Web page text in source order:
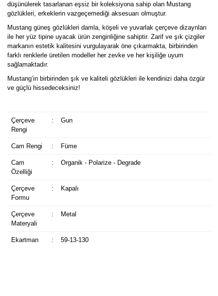
düşünülerek tasarlanan eşsiz bir koleksiyona sahip olan Mustang
gözlükleri, erkeklerin vazgeçemediği aksesuarı olmuştur.
Mustang güneş gözlükleri damla, köşeli ve yuvarlak çerçeve dizaynları
ile her yüz tipine uyacak ürün zenginliğine sahiptir. Zarif ve şık çizgiler
markanın estetik kalitesini vurgulayarak öne çıkarmakta, birbirinden
farklı renklerle üretilen modeller her zevke ve her kişiliğe uyum
sağlamaktadır.
Mustang’in birbirinden şık ve kaliteli gözlükleri ile kendinizi daha özgür
ve güçlü hissedeceksiniz!
Çerçeve
Rengi
: Gun
Cam Rengi : Füme
Cam
Özelliği
: Organik - Polarize - Degrade
Çerçeve
Formu
: Kapalı
Çerçeve
Materyali
: Metal
Ekartman : 59-13-130